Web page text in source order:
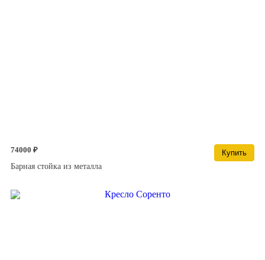
74000 ₽
Купить
Барная стойка из металла